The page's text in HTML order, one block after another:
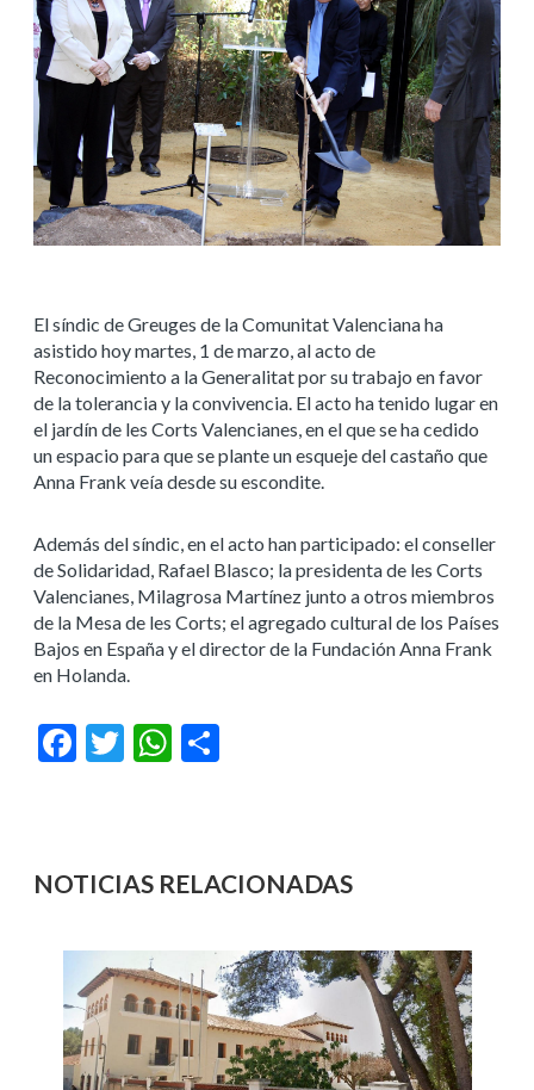
El síndic de Greuges de la Comunitat Valenciana ha
asistido hoy martes, 1 de marzo, al acto de
Reconocimiento a la Generalitat por su trabajo en favor
de la tolerancia y la convivencia. El acto ha tenido lugar en
el jardín de les Corts Valencianes, en el que se ha cedido
un espacio para que se plante un esqueje del castaño que
Anna Frank veía desde su escondite.
Además del síndic, en el acto han participado: el conseller
de Solidaridad, Rafael Blasco; la presidenta de les Corts
Valencianes, Milagrosa Martínez junto a otros miembros
de la Mesa de les Corts; el agregado cultural de los Países
Bajos en España y el director de la Fundación Anna Frank
en Holanda.
Facebook
Twitter WhatsApp
NOTICIAS RELACIONADAS